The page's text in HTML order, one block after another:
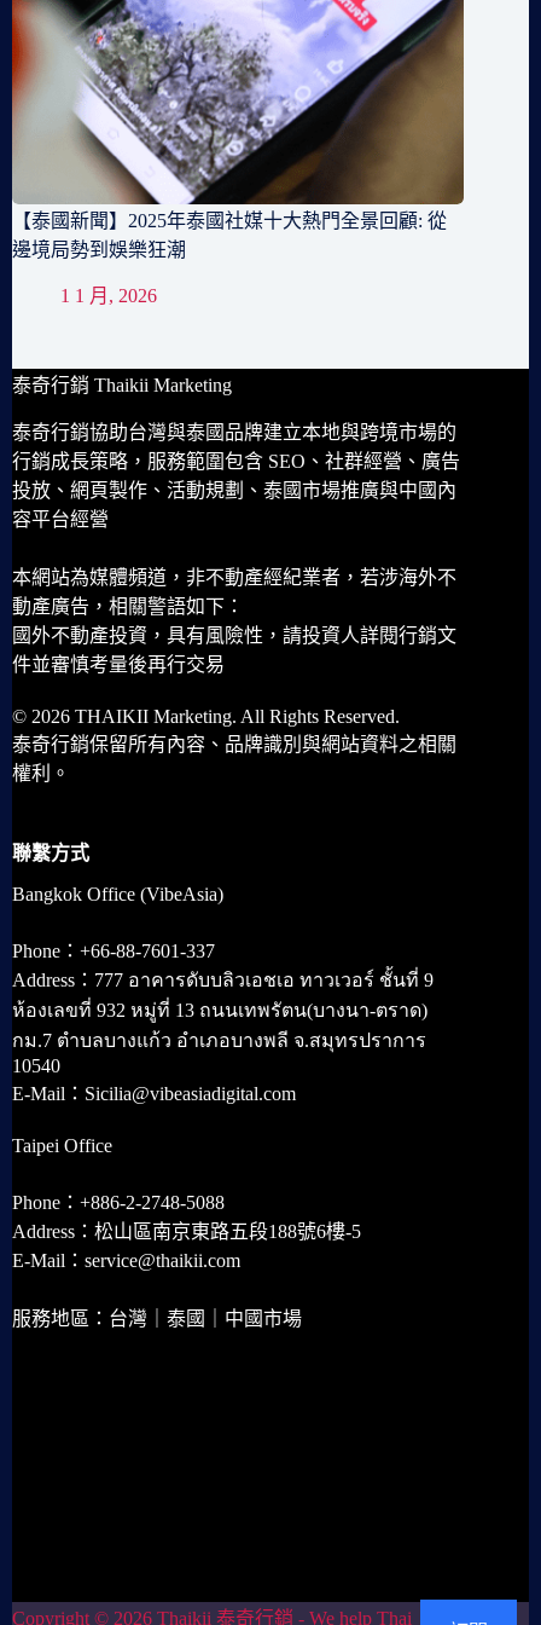
【泰國新聞】2025年泰國社媒十大熱門全景回顧: 從
邊境局勢到娛樂狂潮
1 1 月, 2026
泰奇行銷 Thaikii Marketing
泰奇行銷協助台灣與泰國品牌建立本地與跨境市場的
行銷成長策略，服務範圍包含 SEO、社群經營、廣告
投放、網頁製作、活動規劃、泰國市場推廣與中國內
容平台經營
本網站為媒體頻道，非不動產經紀業者，若涉海外不
動產廣告，相關警語如下：
國外不動產投資，具有風險性，請投資人詳閱行銷文
件並審慎考量後再行交易
© 2026 THAIKII Marketing. All Rights Reserved.
泰奇行銷保留所有內容、品牌識別與網站資料之相關
權利。
聯繫方式
Bangkok Office (VibeAsia)
Phone：+66-88-7601-337
Address：777 อาคารดับบลิวเอชเอ ทาวเวอร์ ชั้นที่ 9
ห้องเลขที่ 932 หมู่ที่ 13 ถนนเทพรัตน(บางนา-ตราด)
กม.7 ตำบลบางแก้ว อำเภอบางพลี จ.สมุทรปราการ
10540
E-Mail：Sicilia@vibeasiadigital.com
Taipei Office
Phone：+886-2-2748-5088
Address：松山區南京東路五段188號6樓-5
E-Mail：service@thaikii.com
服務地區：台灣｜泰國｜中國市場
Copyright © 2026 Thaikii 泰奇行銷 - We help Thai